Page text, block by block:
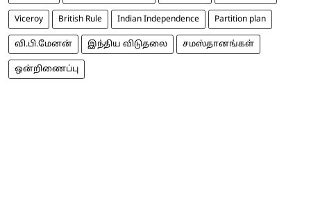
Viceroy British Rule Indian Independence Partition plan
வி.பி.மேனன் இந்திய விடுதலை சமஸ்தானங்கள்
ஒன்றிணைப்பு